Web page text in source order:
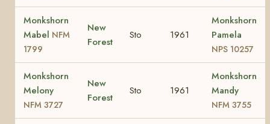
Monkshorn
Mabel NFM
1799
New
Forest
Sto 1961
Monkshorn
Pamela
NPS 10257
Monkshorn
Melony
NFM 3727
New
Forest
Sto 1961
Monkshorn
Mandy
NFM 3755